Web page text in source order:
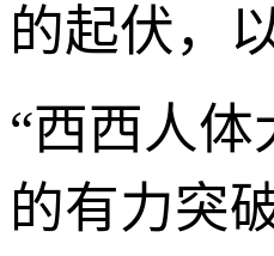
的起伏，
“西西人
的有力突